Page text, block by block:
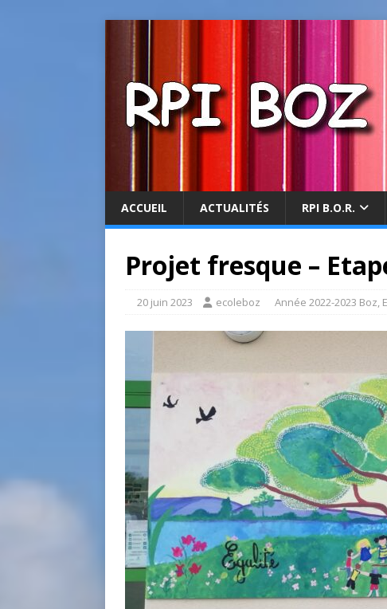
ACCUEIL ACTUALITÉS RPI B.O.R.
Projet fresque –
20 juin 2023 ecoleboz Année 2022-2023 Boz,